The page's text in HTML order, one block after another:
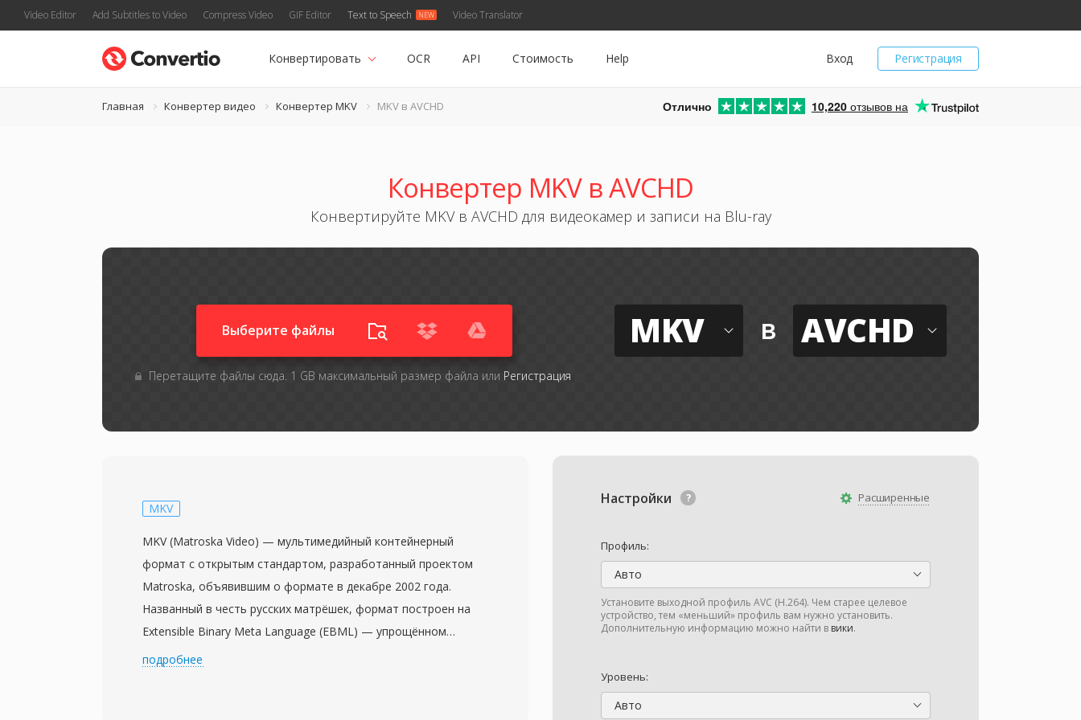
Video Editor Add Subtitles to Video Compress Video GIF Editor Text to Speech Video Translator
Регистрация
Вход
Конвертировать OCR API Стоимость Help
Главная Конвертер видео Конвертер MKV MKV в AVCHD Отлично 10,220 отзывов на
Конвертер MKV в AVCHD
Конвертируйте MKV в AVCHD для видеокамер и записи на Blu-ray
Выберите файлы
Перетащите файлы сюда. 1 GB максимальный размер файла или Регистрация
MKV в AVCHD
Расширенные
Настройки
Профиль:
Авто
Установите выходной профиль AVC (H.264). Чем старее целевое
устройство, тем «меньший» профиль вам нужно установить.
Дополнительную информацию можно найти в вики.
Уровень:
Авто
MKV
MKV (Matroska Video) — мультимедийный контейнерный
формат с открытым стандартом, разработанный проектом
Matroska, объявившим о формате в декабре 2002 года.
Названный в честь русских матрёшек, формат построен на
Extensible Binary Meta Language (EBML) — упрощённом
бинарном варианте XML, обеспечивающем гибкую и
подробнее